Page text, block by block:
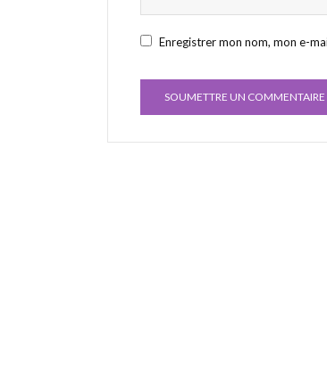
Enregistrer mon nom, mon e-